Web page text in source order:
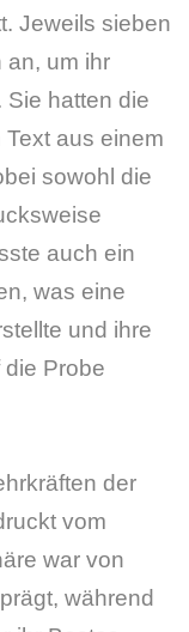
Jeweils sieben
an, um ihr
Sie hatten die
aus einem
sowohl die
auch ein
was eine
und ihre
Probe
der
vom
war von
während